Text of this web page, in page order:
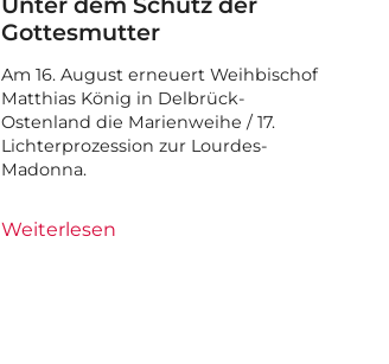
Gottesmutter
Am 16. August erneuert Weihbischof
Matthias König in Delbrück-
Ostenland die Marienweihe / 17.
Lichterprozession zur Lourdes-
Madonna.
Weiterlesen